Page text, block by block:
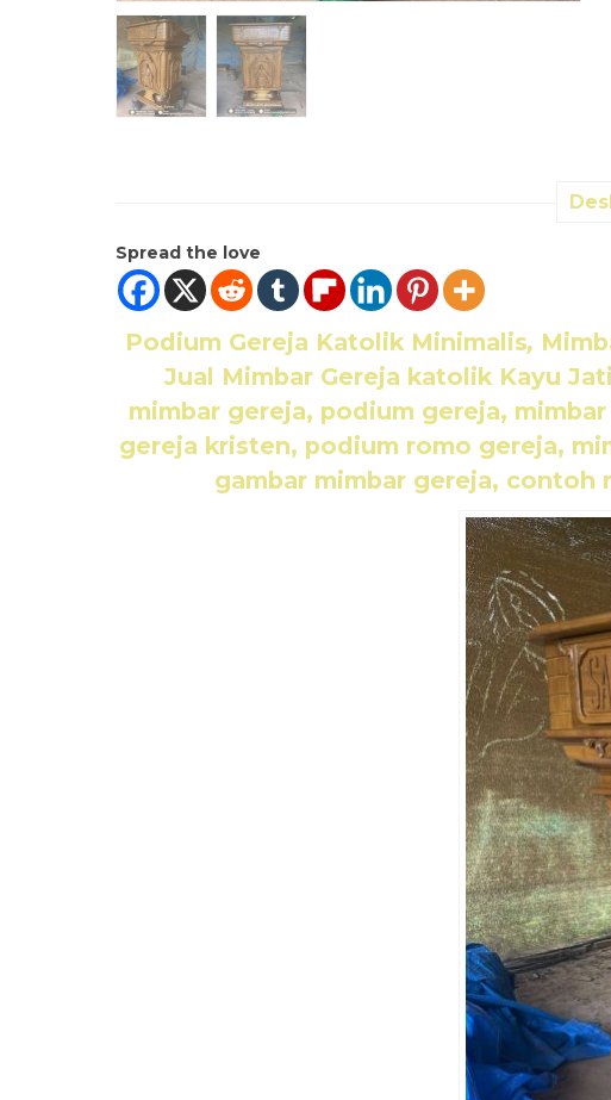
Spread the love
Podium Gereja Katolik Minimalis,
Jual Mimbar Gereja katolik Kayu
mimbar gereja, podium gereja,
gereja kristen, podium romo gereja,
gambar mimbar gereja, contoh